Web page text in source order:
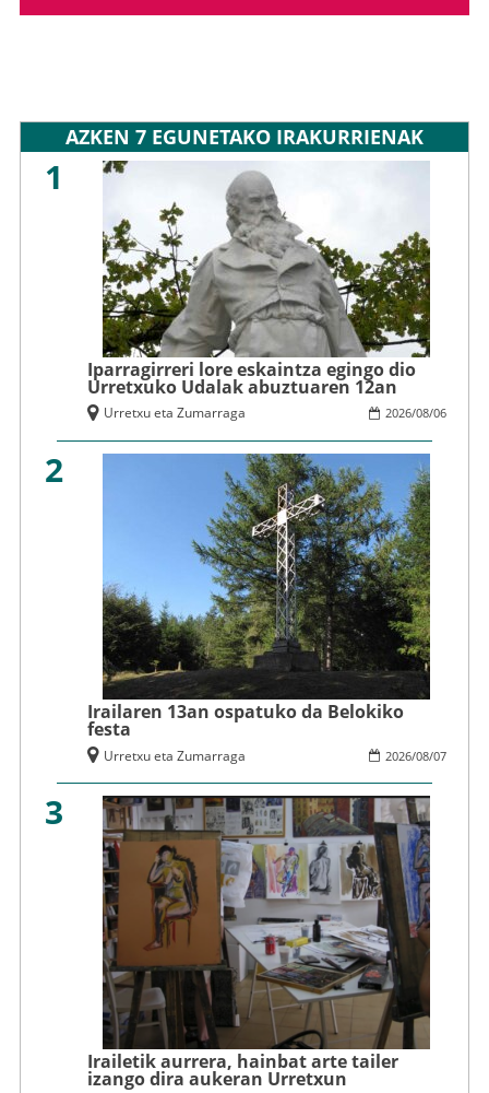
AZKEN 7 EGUNETAKO IRAKURRIENAK
1
Iparragirreri lore eskaintza egingo dio
Urretxuko Udalak abuztuaren 12an
2026/08/06
Urretxu eta Zumarraga
2
Irailaren 13an ospatuko da Belokiko
festa
2026/08/07
Urretxu eta Zumarraga
3
Irailetik aurrera, hainbat arte tailer
izango dira aukeran Urretxun